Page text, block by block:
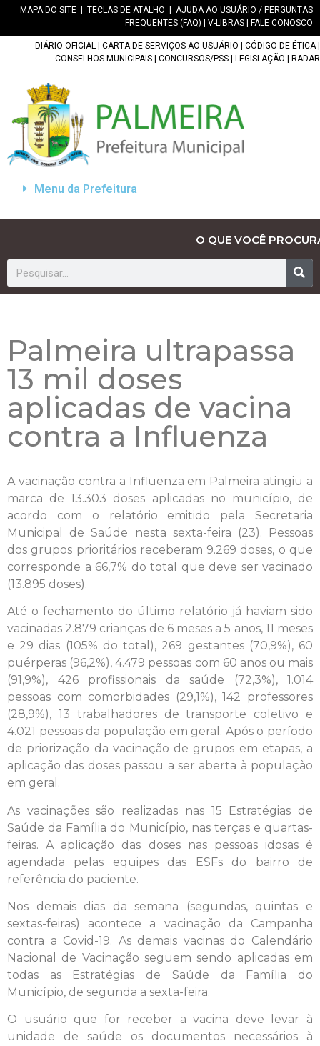
MAPA DO SITE TECLAS DE ATALHO
AJUDA AO USUÁRIO / PERGUNTAS
FREQUENTES (FAQ)
V-LIBRAS FALE CONOSCO
DIÁRIO OFICIAL CARTA DE SERVIÇOS AO USUÁRIO CÓDIGO DE ÉTICA|
CONSELHOS MUNICIPAIS
CONCURSOS/PSS LEGISLAÇÃO RADAR
Menu da Prefeitura
O QUE VOCÊ
Palmeira ultrapassa
13 mil doses
aplicadas de vacina
contra a Influenza
A vacinação contra a Influenza em Palmeira atingiu a
marca de 13.303 doses aplicadas no município, de
acordo com o relatório emitido pela Secretaria
Municipal de Saúde nesta sexta-feira (23). Pessoas
dos grupos prioritários receberam 9.269 doses, o que
corresponde a 66,7% do total que deve ser vacinado
(13.895 doses).
Até o fechamento do último relatório já haviam sido
vacinadas 2.879 crianças de 6 meses a 5 anos, 11 meses
e 29 dias (105% do total), 269 gestantes (70,9%), 60
puérperas (96,2%), 4.479 pessoas com 60 anos ou mais
(91,9%), 426 profissionais da saúde (72,3%), 1.014
pessoas com comorbidades (29,1%), 142 professores
(28,9%), 13 trabalhadores de transporte coletivo e
4.021 pessoas da população em geral. Após o período
de priorização da vacinação de grupos em etapas, a
aplicação das doses passou a ser aberta à população
em geral.
As vacinações são realizadas nas 15 Estratégias de
Saúde da Família do Município, nas terças e quartas-
feiras. A aplicação das doses nas pessoas idosas é
agendada pelas equipes das ESFs do bairro de
referência do paciente.
Nos demais dias da semana (segundas, quintas e
sextas-feiras) acontece a vacinação da Campanha
contra a Covid-19. As demais vacinas do Calendário
Nacional de Vacinação seguem sendo aplicadas em
todas as Estratégias de Saúde da Família do
Município, de segunda a sexta-feira.
O usuário que for receber a vacina deve levar à
unidade de saúde os documentos necessários à